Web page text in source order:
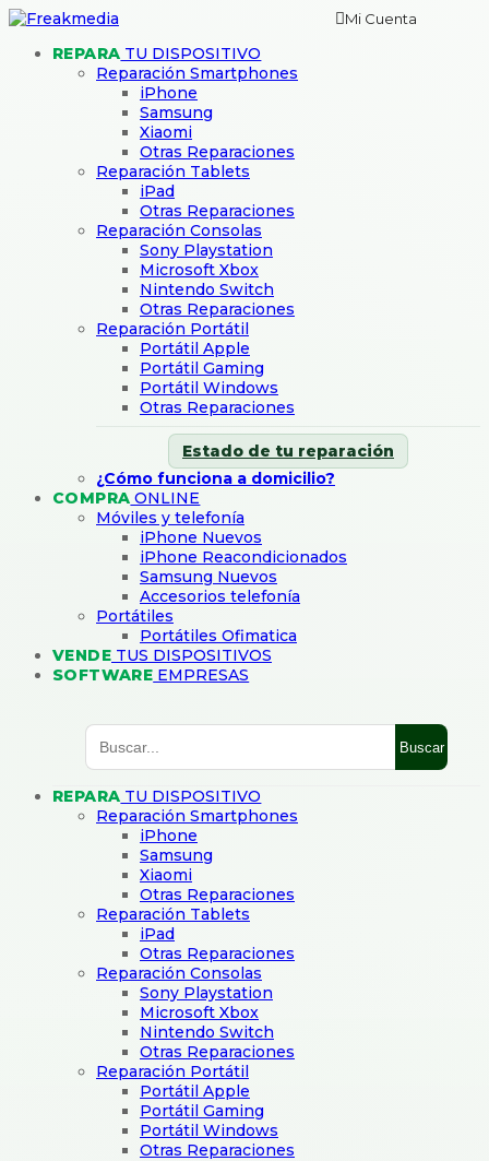
Mi Cuenta
REPARA TU DISPOSITIVO
Reparación Smartphones
iPhone
Samsung
Xiaomi
Otras Reparaciones
Reparación Tablets
iPad
Otras Reparaciones
Reparación Consolas
Sony Playstation
Microsoft Xbox
Nintendo Switch
Otras Reparaciones
Reparación Portátil
Portátil Apple
Portátil Gaming
Portátil Windows
Otras Reparaciones
Estado de tu reparación
¿Cómo funciona a domicilio?
COMPRA ONLINE
Móviles y telefonía
iPhone Nuevos
iPhone Reacondicionados
Samsung Nuevos
Accesorios telefonía
Portátiles
Portátiles Ofimatica
VENDE TUS DISPOSITIVOS
SOFTWARE EMPRESAS
Buscar
REPARA TU DISPOSITIVO
Reparación Smartphones
iPhone
Samsung
Xiaomi
Otras Reparaciones
Reparación Tablets
iPad
Otras Reparaciones
Reparación Consolas
Sony Playstation
Microsoft Xbox
Nintendo Switch
Otras Reparaciones
Reparación Portátil
Portátil Apple
Portátil Gaming
Portátil Windows
Otras Reparaciones